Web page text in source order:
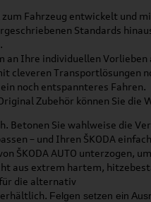
zum Fahrzeug entwickelt
Standards
an Ihre individuellen
cleveren Transportlösungen
noch entspannteres Fahren.
Zubehör können Sie
Betonen Sie wahlweise die
– und Ihren ŠKODA
ŠKODA AUTO
aus extrem hartem,
für die alternativ
Felgen setzen ein